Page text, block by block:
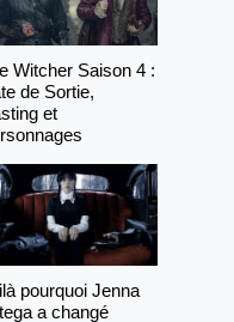
Witcher Saison 4 :
de Sortie,
et
pourquoi Jenna
a changé